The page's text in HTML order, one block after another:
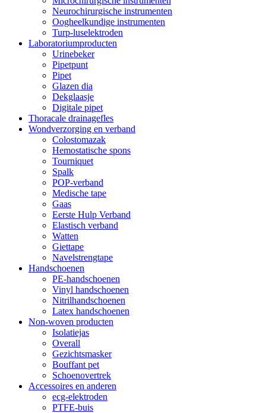
Neurochirurgische instrumenten
Oogheelkundige instrumenten
Turp-luselektroden
Laboratoriumproducten
Urinebeker
Pipetpunt
Pipet
Glazen dia
Dekglaasje
Digitale pipet
Thoracale drainagefles
Wondverzorging en verband
Colostomazak
Hemostatische spons
Tourniquet
Spalk
POP-verband
Medische tape
Gaas
Eerste Hulp Verband
Elastisch verband
Watten
Giettape
Navelstrengtape
Handschoenen
PE-handschoenen
Vinyl handschoenen
Nitrilhandschoenen
Latex handschoenen
Non-woven producten
Isolatiejas
Overall
Gezichtsmasker
Bouffant pet
Schoenovertrek
Accessoires en anderen
ecg-elektroden
PTFE-buis